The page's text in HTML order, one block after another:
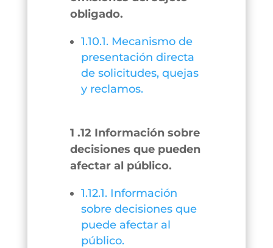
obligado.
1.10.1. Mecanismo de
presentación directa
de solicitudes, quejas
y reclamos.
1 .12 Información sobre
decisiones que pueden
afectar al público.
1.12.1. Información
sobre decisiones que
puede afectar al
público.